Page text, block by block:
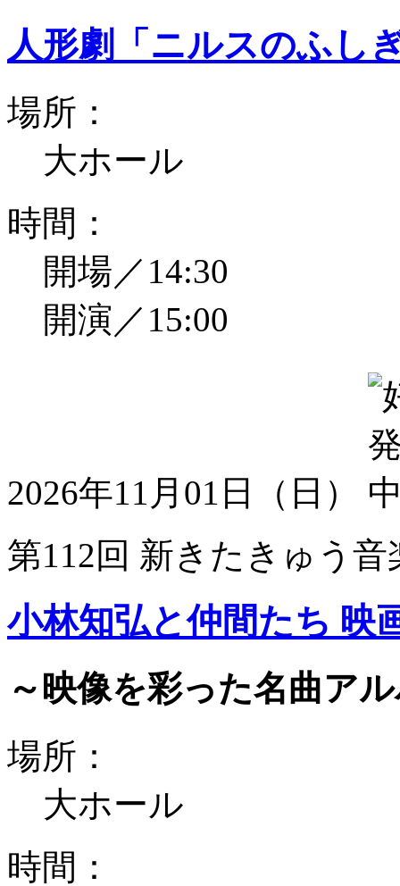
人形劇「ニルスのふし
場所：
大ホール
時間：
開場／14:30
開演／15:00
2026年11月01日（日）
第112回 新きたきゅう音
小林知弘と仲間たち 映
～映像を彩った名曲ア
場所：
大ホール
時間：